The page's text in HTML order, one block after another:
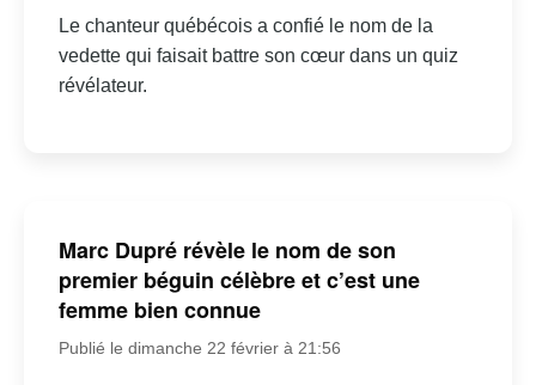
Le chanteur québécois a confié le nom de la
vedette qui faisait battre son cœur dans un quiz
révélateur.
Marc Dupré révèle le nom de son
premier béguin célèbre et c’est une
femme bien connue
Publié le dimanche 22 février à 21:56